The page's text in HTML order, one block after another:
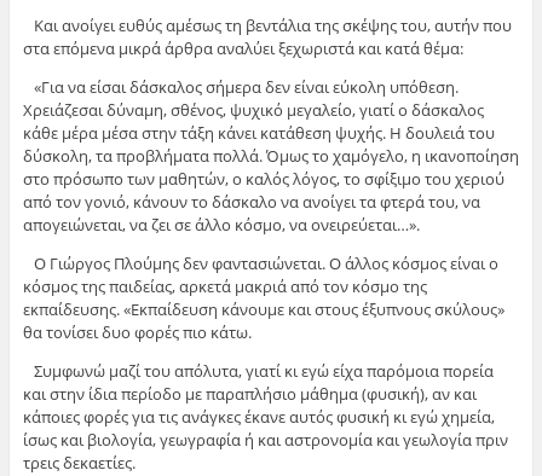
Και ανοίγει ευθύς αμέσως τη βεντάλια της σκέψης του, αυτήν που
στα επόμενα μικρά άρθρα αναλύει ξεχωριστά και κατά θέμα:
«Για να είσαι δάσκαλος σήμερα δεν είναι εύκολη υπόθεση.
Χρειάζεσαι δύναμη, σθένος, ψυχικό μεγαλείο, γιατί ο δάσκαλος
κάθε μέρα μέσα στην τάξη κάνει κατάθεση ψυχής. Η δουλειά του
δύσκολη, τα προβλήματα πολλά. Όμως το χαμόγελο, η ικανοποίηση
στο πρόσωπο των μαθητών, ο καλός λόγος, το σφίξιμο του χεριού
από τον γονιό, κάνουν το δάσκαλο να ανοίγει τα φτερά του, να
απογειώνεται, να ζει σε άλλο κόσμο, να ονειρεύεται…».
Ο Γιώργος Πλούμης δεν φαντασιώνεται. Ο άλλος κόσμος είναι ο
κόσμος της παιδείας, αρκετά μακριά από τον κόσμο της
εκπαίδευσης. «Εκπαίδευση κάνουμε και στους έξυπνους σκύλους»
θα τονίσει δυο φορές πιο κάτω.
Συμφωνώ μαζί του απόλυτα, γιατί κι εγώ είχα παρόμοια πορεία
και στην ίδια περίοδο με παραπλήσιο μάθημα (φυσική), αν και
κάποιες φορές για τις ανάγκες έκανε αυτός φυσική κι εγώ χημεία,
ίσως και βιολογία, γεωγραφία ή και αστρονομία και γεωλογία πριν
τρεις δεκαετίες.